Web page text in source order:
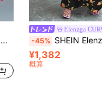
Elenzga
-45% SHEIN Elenzya プラスサイズ レディース ローズ フローラル プリント スクエアネック フリルスリーブ ウエストリボン オープンバック リボ
¥1,382
概算